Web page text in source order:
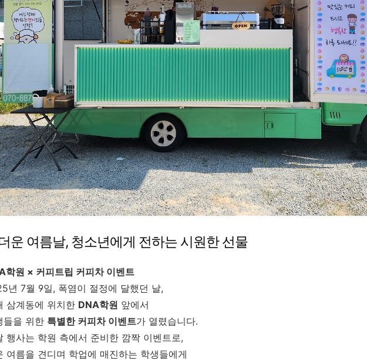
운 여름날, 청소년에게 전하는 시원한 선물
학원 × 커피트립 커피차 이벤트
년 7월 9일, 폭염이 절정에 달했던 날,
삼계동에 위치한 DNA학원 앞에서
들을 위한 특별한 커피차 이벤트가 열렸습니다.
행사는 학원 측에서 준비한 깜짝 이벤트로,
여름을 견디며 학업에 매진하는 학생들에게